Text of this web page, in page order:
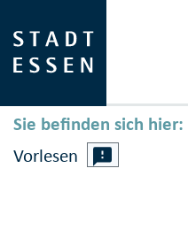
Sie befinden sich hier:
Vorlesen